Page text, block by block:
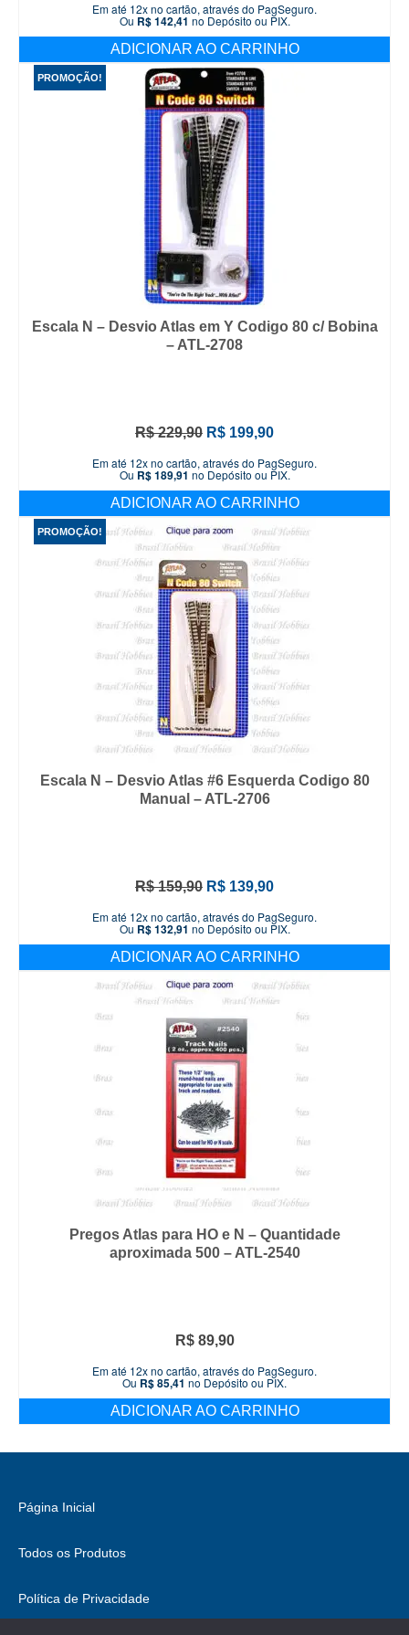
original
era:
R$ 179,90.
atual
R$ 149,90.
Em até 12x no cartão, através do PagSeguro.
Ou R$142,41 no Depósito ou PIX.
ADICIONAR AO CARRINHO
PROMOÇÃO!
Escala N – Desvio Atlas em Y Codigo 80 c/ Bobina
– ATL-2708
R$229,90 O
original
era:
R$ 229,90.
R$ 199,90O
atual
R$ 199,90.
Em até 12x no cartão, através do PagSeguro.
Ou R$189,91 no Depósito ou PIX.
ADICIONAR AO CARRINHO
PROMOÇÃO!
Escala N – Desvio Atlas #6 Esquerda Codigo 80
Manual – ATL-2706
R$159,90 O
original
era:
R$ 159,90.
R$ 139,90O
atual
R$ 139,90.
Em até 12x no cartão, através do PagSeguro.
Ou R$132,91 no Depósito ou PIX.
ADICIONAR AO CARRINHO
Pregos Atlas para HO e N – Quantidade
aproximada 500 – ATL-2540
R$89,90
Em até 12x no cartão, através do PagSeguro.
Ou R$85,41 no Depósito ou PIX.
ADICIONAR AO CARRINHO
Página Inicial
Todos os Produtos
Política de Privacidade